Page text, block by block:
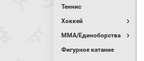
Теннис
Хоккей
MMA/Единоборства
Фигурное катание